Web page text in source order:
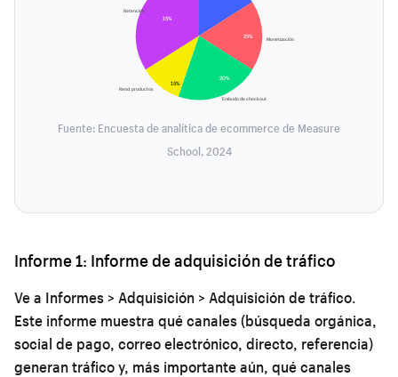
25% Monetización
20%
Embudo de checkout
15%
Rend. productos
15%
Retención
Fuente: Encuesta de analítica de ecommerce de Measure
School, 2024
Informe 1: Informe de adquisición de tráfico
Ve a Informes > Adquisición > Adquisición de tráfico.
Este informe muestra qué canales (búsqueda orgánica,
social de pago, correo electrónico, directo, referencia)
generan tráfico y, más importante aún, qué canales